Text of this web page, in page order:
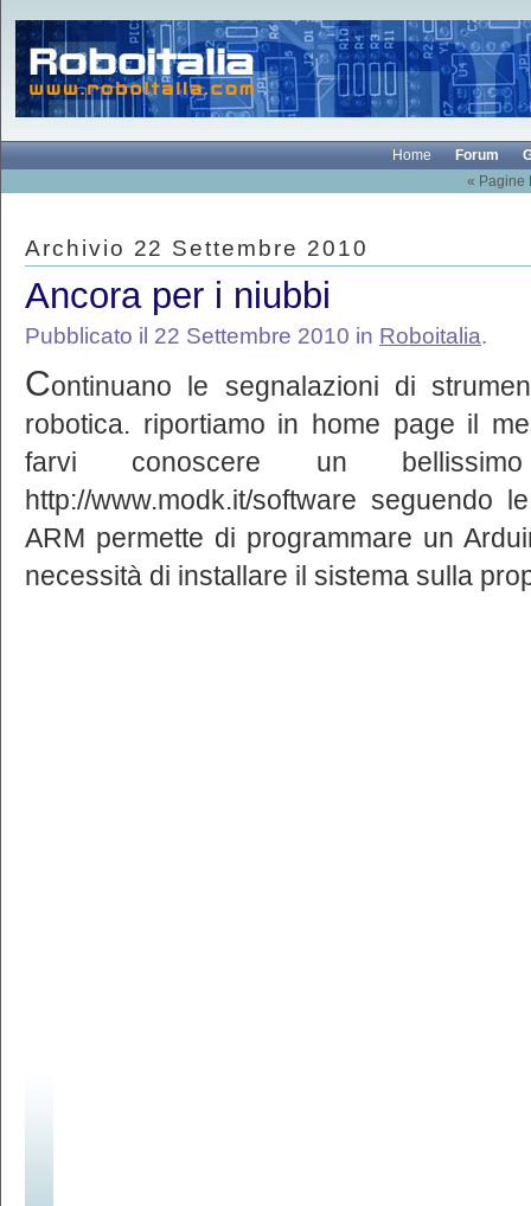
Home Forum
« Pagine
Archivio 22 Settembre 2010
Ancora per i niubbi
Pubblicato il 22 Settembre 2010 in Roboitalia.
Continuano le segnalazioni di
robotica. riportiamo in home page il
farvi conoscere un
http://www.modk.it/software seguendo
ARM permette di programmare un
necessità di installare il sistema sulla